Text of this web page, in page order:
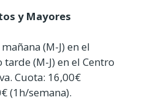
y Mayores
(M-J) en el
(M-J) en el Centro
Cuota: 16,00€
(1h/semana).